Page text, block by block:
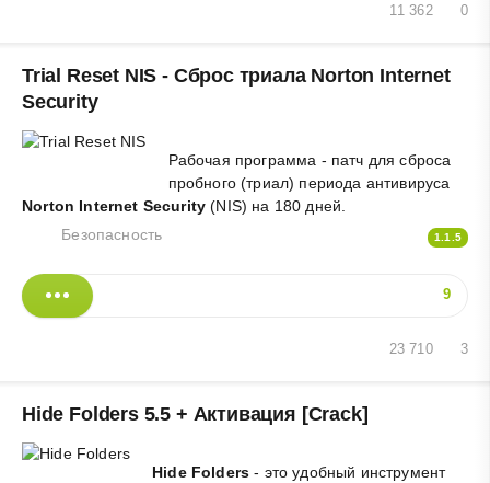
0
11 362
Trial Reset NIS - Сброс триала Norton Internet
Security
Рабочая программа - патч для сброса
пробного (триал) периода антивируса
Norton Internet Security (NIS) на 180 дней.
Безопасность
1.1.5
9
3
23 710
Hide Folders 5.5 + Активация [Crack]
Hide Folders - это удобный инструмент